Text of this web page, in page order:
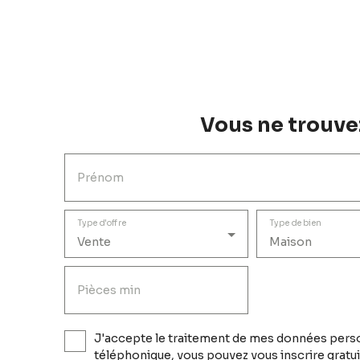
Vous ne
Prénom
Vente
Type d'offre
Maison
Type de bien
Pièces min
J'accepte le traitement de mes données
téléphonique, vous pouvez vous inscrire